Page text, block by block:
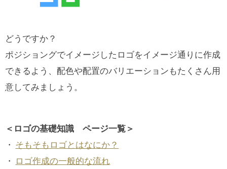
どうですか？
ポジショングでイメージしたロゴをイメージ通りに作成
できるよう、配色や配置のバリエーションもたくさん用
意してみましょう。
＜ロゴの基礎知識 ページ一覧＞
・ そもそもロゴとはなにか？
・ ロゴ作成の一般的な流れ